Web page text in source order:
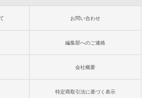
お問い合わせ
編集部へのご連絡
会社概要
特定商取引法に基づく表示